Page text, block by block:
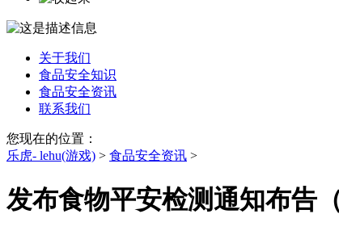
关于我们
食品安全知识
食品安全资讯
联系我们
您现在的位置：
乐虎- lehu(游戏) > 食品安全资讯 >
发布食物平安检测通知布告（